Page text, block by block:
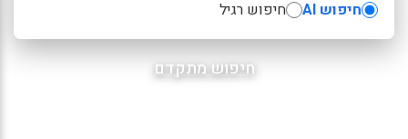
חיפוש AI חיפוש רגיל
חיפוש מתקדם